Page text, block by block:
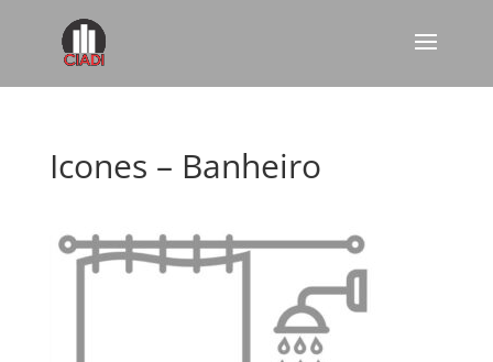
Icones – Banheiro